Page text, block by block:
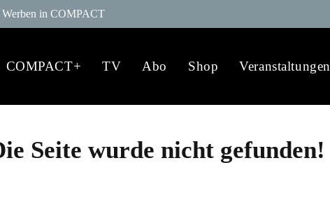
Werben in COMPACT
COMPACT+ TV Abo Shop Veranstaltungen
Seite wurde nicht gefunden!